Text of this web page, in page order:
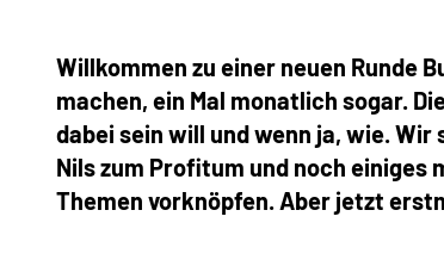
Willkommen zu einer neuen Runde
machen, ein Mal monatlich sogar.
dabei sein will und wenn ja, wie.
Nils zum Profitum und noch einiges
Themen vorknöpfen. Aber jetzt